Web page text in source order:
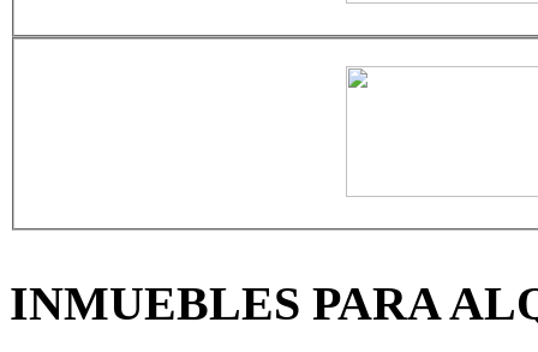
INMUEBLES PARA